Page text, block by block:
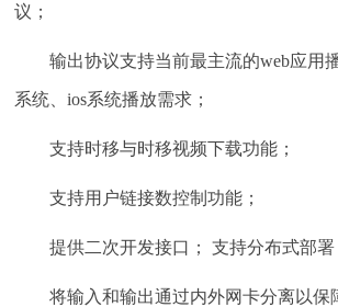
议；
输出协议支持当前最主流的web应用
系统、ios系统播放需求；
支持时移与时移视频下载功能；
支持用户链接数控制功能；
提供二次开发接口； 支持分布式部署
将输入和输出通过内外网卡分离以保